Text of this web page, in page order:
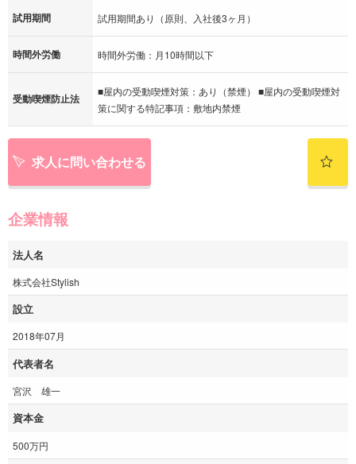
試用期間 試用期間あり（原則、入社後3ヶ月）
時間外労働 時間外労働：月10時間以下
受動喫煙防止法
■屋内の受動喫煙対策：あり（禁煙） ■屋内の受動喫煙対
策に関する特記事項：敷地内禁煙
求人に問い合わせる
企業情報
法人名
株式会社Stylish
設立
2018年07月
代表者名
宮沢 雄一
資本金
500万円